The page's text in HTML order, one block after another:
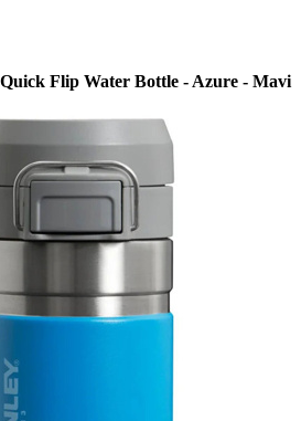
Flip Water Bottle - Azure - Mavi